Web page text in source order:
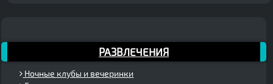
РАЗВЛЕЧЕНИЯ
Ночные клубы и вечеринки